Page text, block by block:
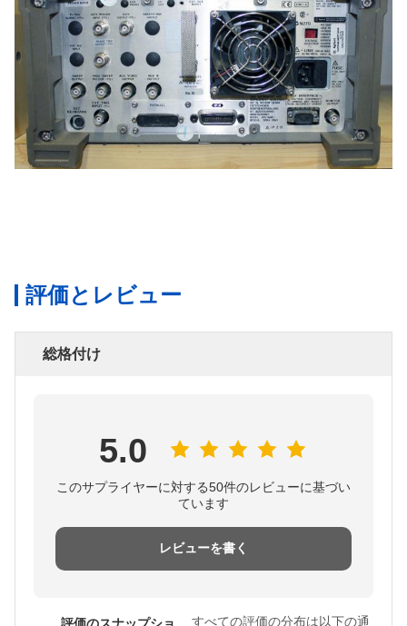
評価とレビュー
総格付け
5.0
このサプライヤーに対する50件のレビューに基づい
ています
レビューを書く
評価のスナップショ すべての評価の分布は以下の通